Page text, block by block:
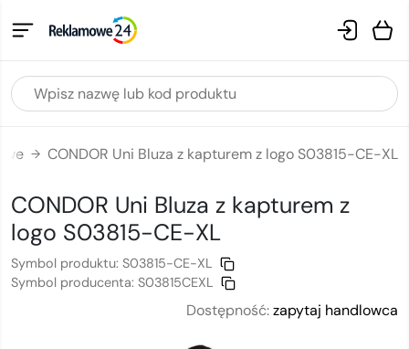
→ CONDOR Uni Bluza z kapturem z logo S03815-CE-XL
CONDOR Uni Bluza z kapturem z
logo S03815-CE-XL
Symbol produktu: S03815-CE-XL
Symbol producenta: S03815CEXL
Dostępność:zapytaj handlowca